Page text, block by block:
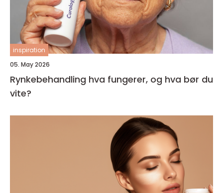
inspiration
05. May 2026
Rynkebehandling hva fungerer, og hva bør du
vite?